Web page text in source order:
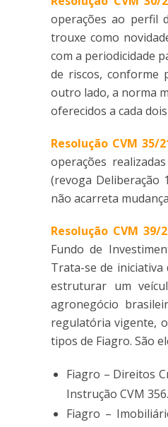
operações ao perfil
trouxe como
com a periodicidade
de riscos, conforme
outro lado, a norma
oferecidos a cada
Resolução CVM 35/
operações
(revoga Deliberação
não acarreta
Resolução CVM 39/
Fundo de
Trata-se de
estruturar um
agronegócio
regulatória vigente,
tipos de Fiagro. São
Fiagro – Direitos
Instrução CVM 356.
Fiagro –